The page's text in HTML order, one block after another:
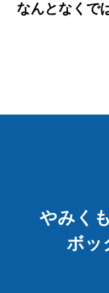
なんとなくで
やみく
ボッ